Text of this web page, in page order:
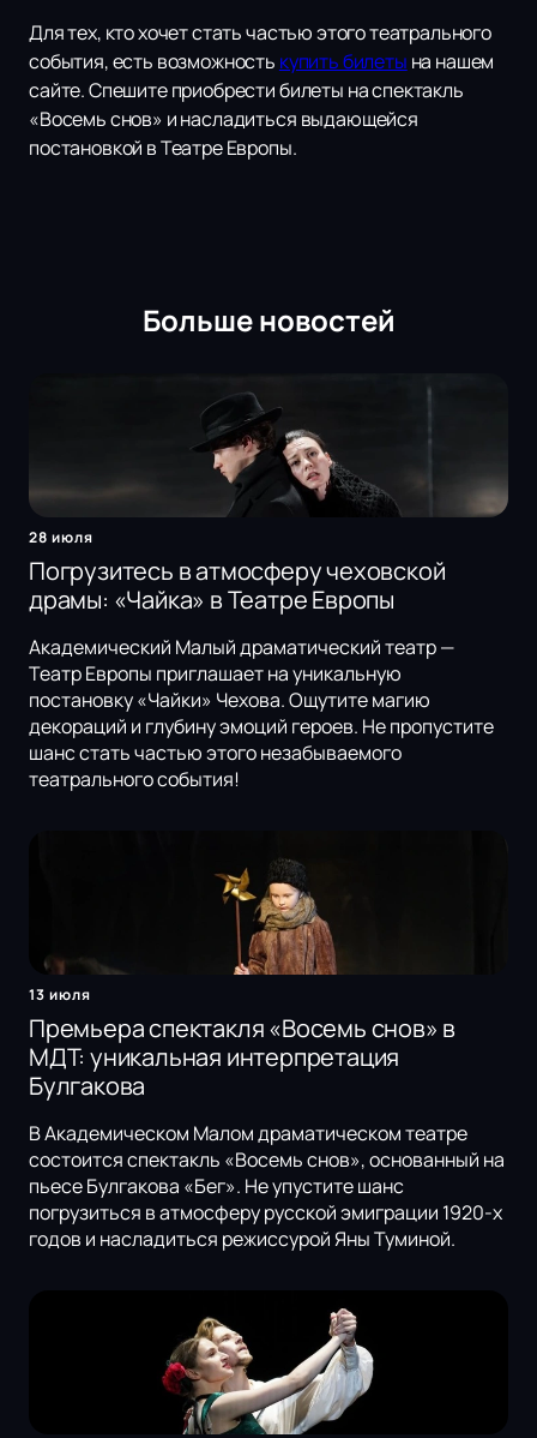
Для тех, кто хочет стать частью этого театрального
события, есть возможность купить билеты на нашем
сайте. Спешите приобрести билеты на спектакль
«Восемь снов» и насладиться выдающейся
постановкой в Театре Европы.
Больше новостей
28 июля
Погрузитесь в атмосферу чеховской
драмы: «Чайка» в Театре Европы
Академический Малый драматический театр —
Театр Европы приглашает на уникальную
постановку «Чайки» Чехова. Ощутите магию
декораций и глубину эмоций героев. Не пропустите
шанс стать частью этого незабываемого
театрального события!
13 июля
Премьера спектакля «Восемь снов» в
МДТ: уникальная интерпретация
Булгакова
В Академическом Малом драматическом театре
состоится спектакль «Восемь снов», основанный на
пьесе Булгакова «Бег». Не упустите шанс
погрузиться в атмосферу русской эмиграции 1920-х
годов и насладиться режиссурой Яны Туминой.